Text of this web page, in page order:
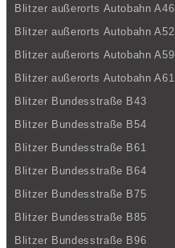
Blitzer außerorts Autobahn A46
Blitzer außerorts Autobahn A52
Blitzer außerorts Autobahn A59
Blitzer außerorts Autobahn A61
Blitzer Bundesstraße B43
Blitzer Bundesstraße B54
Blitzer Bundesstraße B61
Blitzer Bundesstraße B64
Blitzer Bundesstraße B75
Blitzer Bundesstraße B85
Blitzer Bundesstraße B96